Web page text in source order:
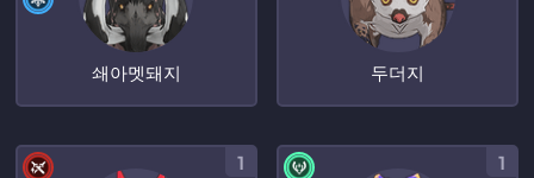
쇄아멧돼지 두더지
1 1